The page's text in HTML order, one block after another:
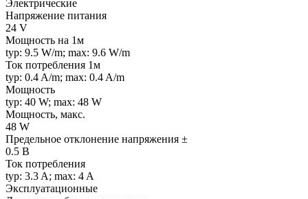
Электрические
Напряжение питания
24 V
Мощность на 1м
typ: 9.5 W/m; max: 9.6 W/m
Ток потребления 1м
typ: 0.4 A/m; max: 0.4 A/m
Мощность
typ: 40 W; max: 48 W
Мощность, макс.
48 W
Предельное отклонение напряжения ±
0.5 В
Ток потребления
typ: 3.3 A; max: 4 A
Эксплуатационные